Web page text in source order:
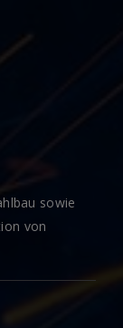
sowie
von